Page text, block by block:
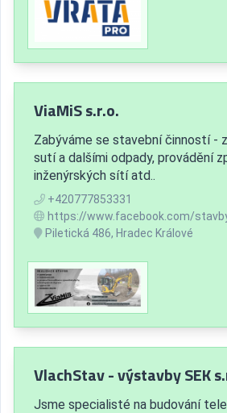
ViaMiS s.r.o.
Zabýváme se stavební činností -
sutí a dalšími odpady, provádění
inženýrských sítí atd..
+420777853331
https://www.facebook.com/
Piletická 486, Hradec Králové
VlachStav - výstavby SEK
Jsme specialisté na budování